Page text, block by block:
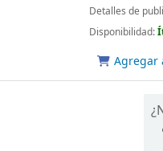
Detalles de
Disponibilidad:
Agregar